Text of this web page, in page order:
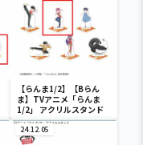
【らんま1/2】【Bらん
ま】TVアニメ「らんま
1/2」 アクリルスタンド
24.12.05